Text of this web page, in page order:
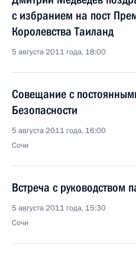
с избранием на пост
Королевства Таиланд
5 августа 2011 года, 18:00
Совещание с
Безопасности
5 августа 2011 года, 16:00
Сочи
Встреча с руководством
5 августа 2011 года, 15:30
Сочи